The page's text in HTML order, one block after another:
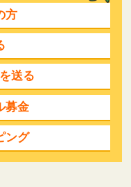
方
送る
募金
ング